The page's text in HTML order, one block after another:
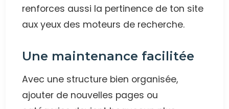
renforces aussi la pertinence de ton site
aux yeux des moteurs de recherche.
Une maintenance facilitée
Avec une structure bien organisée,
ajouter de nouvelles pages ou